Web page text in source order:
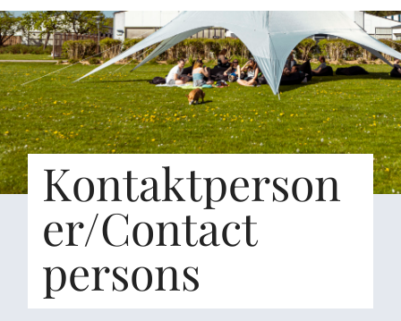
Kontaktperson
er/Contact
persons